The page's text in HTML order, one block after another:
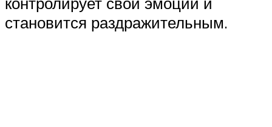
становится раздражительным.